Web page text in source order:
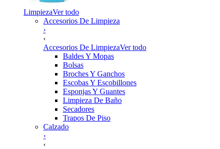
LimpiezaVer todo
Accesorios De Limpieza
›
‹
Accesorios De LimpiezaVer todo
Baldes Y Mopas
Bolsas
Broches Y Ganchos
Escobas Y Escobillones
Esponjas Y Guantes
Limpieza De Baño
Secadores
Trapos De Piso
Calzado
›
‹